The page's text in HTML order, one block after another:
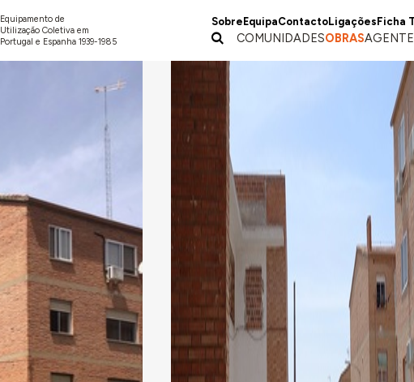
Equipamento de
Utilização Coletiva em
Portugal e Espanha 1939-1985
Sobre EquipaContactoLigações Ficha
COMUNIDADESOBRAS